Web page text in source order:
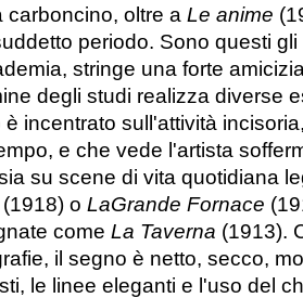
carboncino, oltre a Le anime
periodo. Sono questi
stringe una forte
degli studi realizza diverse
incentrato sull'attività
e che vede l'artista
su scene di vita quotidiana
(1918) o LaGrande Fornace
come La Taverna (1913).
il segno è netto, secco,
le linee eleganti e l'uso del